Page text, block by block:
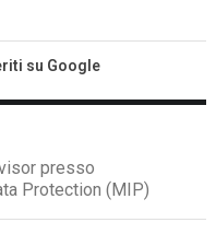
su Google
presso
Protection (MIP)